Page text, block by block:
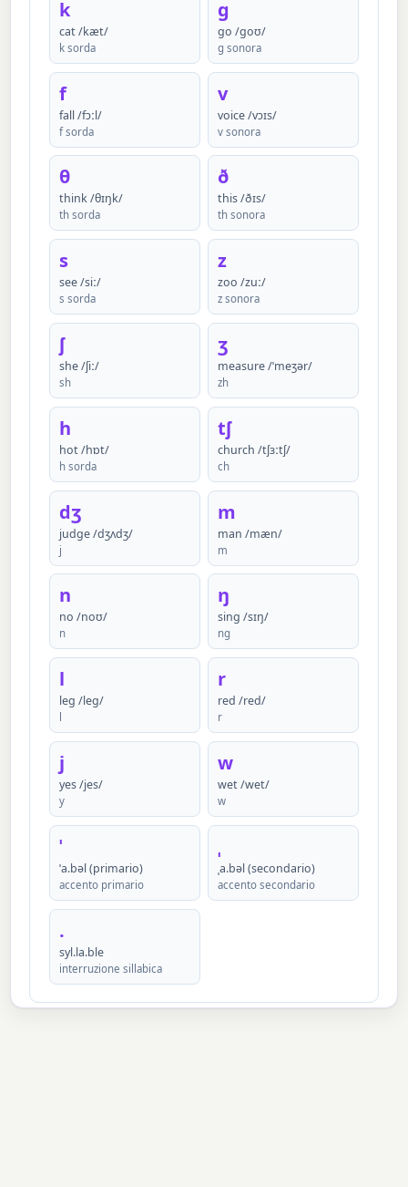
k
cat /kæt/
k sorda
ɡ
go /ɡoʊ/
g sonora
f
fall /fɔːl/
f sorda
v
voice /vɔɪs/
v sonora
θ
think /θɪŋk/
th sorda
ð
this /ðɪs/
th sonora
s
see /siː/
s sorda
z
zoo /zuː/
z sonora
ʃ
she /ʃiː/
sh
ʒ
measure /ˈmeʒər/
zh
h
hot /hɒt/
h sorda
tʃ
church /tʃɜːtʃ/
ch
dʒ
judge /dʒʌdʒ/
j
m
man /mæn/
m
n
no /noʊ/
n
ŋ
sing /sɪŋ/
ng
l
leg /leɡ/
r
red /red/
r
j
yes /jes/
y
w
wet /wet/
w
ˈ
ˈa.bəl (primario)
accento primario
ˌ
ˌa.bəl (secondario)
accento secondario
.
syl.la.ble
interruzione sillabica